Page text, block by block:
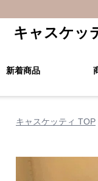
キャスケッ
新着商品
キャスケッティ TOP